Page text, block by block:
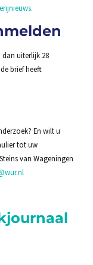
uiterlijk 28
brief heeft
En wilt u
tot uw
van Wageningen